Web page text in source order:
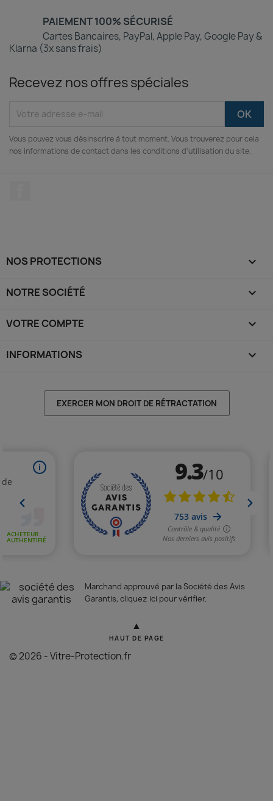
PAIEMENT 100% SÉCURISÉ
Cartes Bancaires, PayPal, Apple Pay, Google Pay &
Klarna (3x sans frais)
Recevez nos offres spéciales
Vous pouvez vous désinscrire à tout moment. Vous trouverez pour cela
nos informations de contact dans les conditions d'utilisation du site.
NOS PROTECTIONS 
NOTRE SOCIÉTÉ 
VOTRE COMPTE 
INFORMATIONS keyboard_arrow_down
EXERCER MON DROIT DE RÉTRACTATION
Marchand approuvé par la Société des Avis
Garantis, cliquez ici pour vérifier.
▲
HAUT DE PAGE
© 2026 - Vitre-Protection.fr